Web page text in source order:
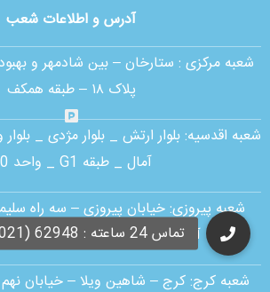
آدرس و اطلاعات شعب
شعبه مرکزی : ستارخان – بین شادمهر و
پلاک ۱۸ – طبقه همکف
شعبه اقدسیه:بلوار ارتش _ بلوار مژدی _
آمال _ طبقه G1 _ واحد 30
شعبه پیروزی: خیابان پیروزی – سه راه
آبادی – رو به روی مسجد یاسین –
شعبه کرج:کرج – شاهین ویلا – خیابان